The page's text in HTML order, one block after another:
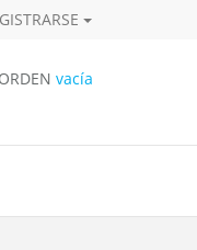
ORDEN vacía